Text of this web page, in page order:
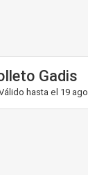
Gadis
hasta el 19 ago